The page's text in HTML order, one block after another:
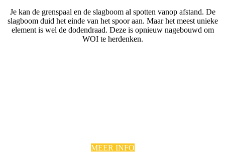
Je kan de grenspaal en de slagboom al spotten vanop afstand. De
slagboom duid het einde van het spoor aan. Maar het meest unieke
element is wel de dodendraad. Deze is opnieuw nagebouwd om
WOI te herdenken.
MEER INFO